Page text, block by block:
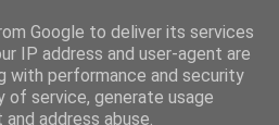
Google to deliver its services
IP address and user-agent are
with performance and security
service, generate usage
address abuse.